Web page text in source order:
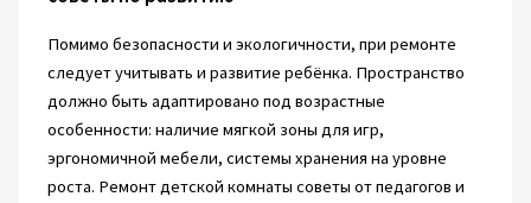
Помимо безопасности и экологичности, при ремонте
следует учитывать и развитие ребёнка. Пространство
должно быть адаптировано под возрастные
особенности: наличие мягкой зоны для игр,
эргономичной мебели, системы хранения на уровне
роста. Ремонт детской комнаты советы от педагогов и